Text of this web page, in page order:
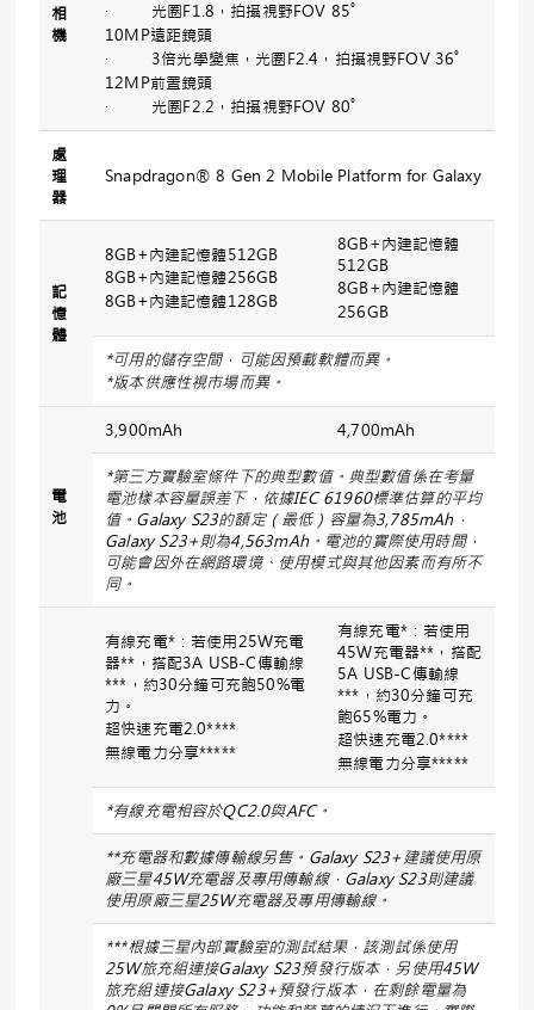
相
機
· 光圈F1.8，拍攝視野FOV 85˚
10MP遠距鏡頭
· 3倍光學變焦，光圈F2.4，拍攝視野FOV 36˚
12MP前置鏡頭
· 光圈F2.2，拍攝視野FOV 80˚
處
理
器
Snapdragon® 8 Gen 2 Mobile Platform for Galaxy
記
憶
體
8GB+內建記憶體512GB
8GB+內建記憶體256GB
8GB+內建記憶體128GB
8GB+內建記憶體
512GB
8GB+內建記憶體
256GB
*可用的儲存空間，可能因預載軟體而異。
*版本供應性視市場而異。
電
池
3,900mAh 4,700mAh
*第三方實驗室條件下的典型數值。典型數值係在考量
電池樣本容量誤差下，依據IEC 61960標準估算的平均
值。 Galaxy S23的額定（最低）容量為3,785mAh，
Galaxy S23+則為4,563mAh。電池的實際使用時間，
可能會因外在網路環境、使用模式與其他因素而有所不
同。
有線充電*：若使用25W充電
器**，搭配3A USB-C傳輸線
***，約30分鐘可充飽50%電
力。
超快速充電2.0****
無線電力分享*****
有線充電*：若使用
45W充電器**，搭配
5A USB-C傳輸線
***，約30分鐘可充
飽65%電力。
超快速充電2.0****
無線電力分享*****
*有線充電相容於QC2.0與AFC。
**充電器和數據傳輸線另售。 Galaxy S23+ 建議使用原
廠三星45W充電器及專用傳輸線， Galaxy S23則建議
使用原廠三星25W充電器及專用傳輸線。
***根據三星內部實驗室的測試結果，該測試係使用
25W旅充組連接Galaxy S23預發行版本，另使用45W
旅充組連接Galaxy S23+預發行版本，在剩餘電量為